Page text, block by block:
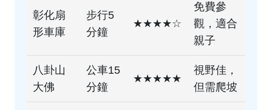
彰化扇
形車庫
步行5
分鐘
★★★★☆
免費參
觀，適合
親子
八卦山
大佛
公車15
分鐘
★★★★★
視野佳，
但需爬坡